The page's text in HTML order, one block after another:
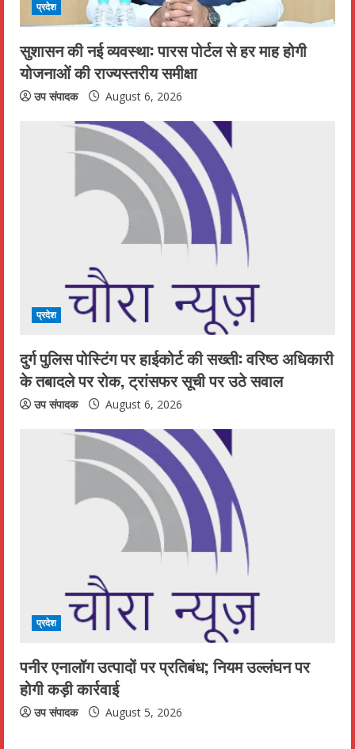
i
n
g
प्रदेश
सुशासन की नई व्यवस्था: पारस पोर्टल से हर माह होगी
योजनाओं की राज्यस्तरीय समीक्षा
उप संपादक August 6, 2026
प्रदेश
दुर्ग पुलिस पोस्टिंग पर हाईकोर्ट की सख्ती: वरिष्ठ अधिकारी
के तबादले पर रोक, ट्रांसफर सूची पर उठे सवाल
उप संपादक August 6, 2026
प्रदेश
पनीर एनालॉग उत्पादों पर प्रतिबंध; नियम उल्लंघन पर
होगी कड़ी कार्रवाई
उप संपादक August 5, 2026